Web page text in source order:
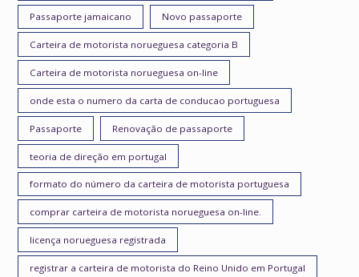
Passaporte jamaicano Novo passaporte
Carteira de motorista norueguesa categoria B
Carteira de motorista norueguesa on-line
onde esta o numero da carta de conducao portuguesa
Passaporte Renovação de passaporte
teoria de direção em portugal
formato do número da carteira de motorista portuguesa
comprar carteira de motorista norueguesa on-line.
licença norueguesa registrada
registrar a carteira de motorista do Reino Unido em Portugal